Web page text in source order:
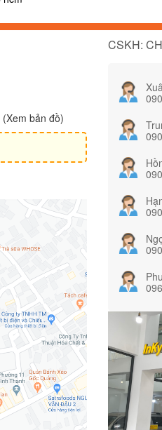
(Xem bản đồ)
CSKH: